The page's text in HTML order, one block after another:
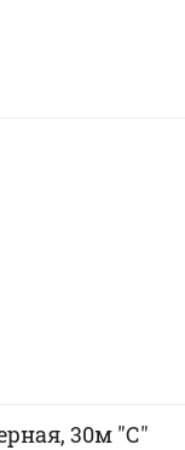
30м "С"